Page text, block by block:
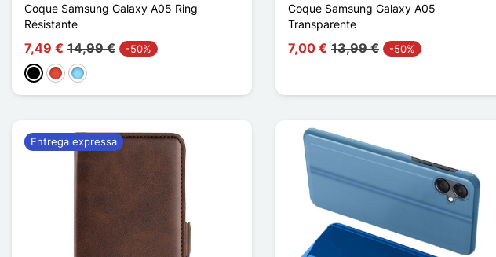
Coque Samsung Galaxy A05 Ring
Résistante
7,49 € 14,99 € -50%
PretoVermelhoAzul Claro
Coque Samsung Galaxy A05
Transparente
7,00 € 13,99 € -50%
Entrega expressa